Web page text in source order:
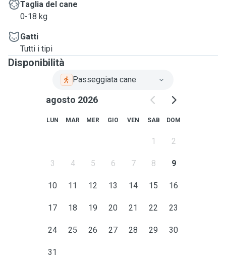
Taglia del cane
0-18 kg
Gatti
Tutti i tipi
Disponibilità
Passeggiata cane
agosto 2026
LUN MAR MER GIO VEN SAB DOM
1 2
3 4 5 6 7 8 9
10 11 12 13 14 15 16
17 18 19 20 21 22 23
24 25 26 27 28 29 30
31